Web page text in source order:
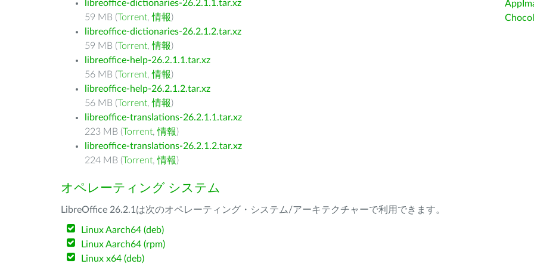
libreoffice-dictionaries-26.2.1.1.tar.xz
59 MB (Torrent,情報)
libreoffice-dictionaries-26.2.1.2.tar.xz
59 MB (Torrent,情報)
libreoffice-help-26.2.1.1.tar.xz
56 MB (Torrent,情報)
libreoffice-help-26.2.1.2.tar.xz
56 MB (Torrent,情報)
libreoffice-translations-26.2.1.1.tar.xz
223 MB (Torrent,情報)
libreoffice-translations-26.2.1.2.tar.xz
224 MB (Torrent,情報)
オペレーティング システム
LibreOffice 26.2.1は次のオペレーティング・システム/アーキテクチャーで利用できます。
Linux Aarch64 (deb)
Linux Aarch64 (rpm)
Linux x64 (deb)